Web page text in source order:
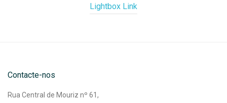
Lightbox Link
Contacte-nos
Rua Central de Mouriz nº 61,